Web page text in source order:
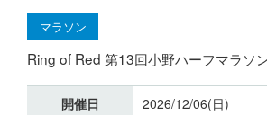
マラソン
Ring of Red 第13回小野ハーフマラソ
開催日
2026/12/06(日)